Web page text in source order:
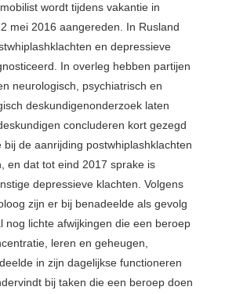
wordt tijdens vakantie in
mei 2016 aangereden. In Rusland
en depressieve
In overleg hebben partijen
neurologisch, psychiatrisch en
deskundigenonderzoek laten
concluderen kort gezegd
bij de aanrijding postwhiplashklachten
en dat tot eind 2017 sprake is
depressieve klachten. Volgens
zijn er bij benadeelde als gevolg
nog lichte afwijkingen die een beroep
leren en geheugen,
in zijn dagelijkse functioneren
bij taken die een beroep doen